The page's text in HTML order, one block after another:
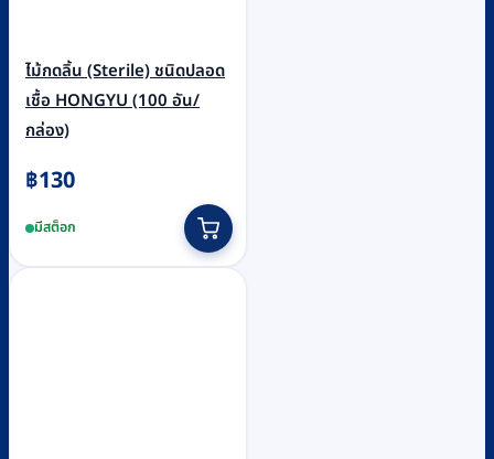
ไม้กดลิ้น (Sterile) ชนิดปลอด
เชื้อ HONGYU (100 อัน/
กล่อง)
฿130
มีสต็อก